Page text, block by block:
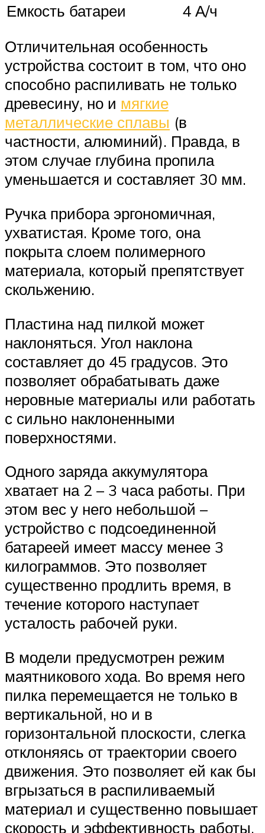
Емкость батареи
4 А/ч
Отличительная особенность
устройства состоит в том, что оно
способно распиливать не только
древесину, но и мягкие
металлические сплавы (в
частности, алюминий). Правда, в
этом случае глубина пропила
уменьшается и составляет 30 мм.
Ручка прибора эргономичная,
ухватистая. Кроме того, она
покрыта слоем полимерного
материала, который препятствует
скольжению.
Пластина над пилкой может
наклоняться. Угол наклона
составляет до 45 градусов. Это
позволяет обрабатывать даже
неровные материалы или работать
с сильно наклоненными
поверхностями.
Одного заряда аккумулятора
хватает на 2 – 3 часа работы. При
этом вес у него небольшой –
устройство с подсоединенной
батареей имеет массу менее 3
килограммов. Это позволяет
существенно продлить время, в
течение которого наступает
усталость рабочей руки.
В модели предусмотрен режим
маятникового хода. Во время него
пилка перемещается не только в
вертикальной, но и в
горизонтальной плоскости, слегка
отклоняясь от траектории своего
движения. Это позволяет ей как бы
вгрызаться в распиливаемый
материал и существенно повышает
скорость и эффективность работы.